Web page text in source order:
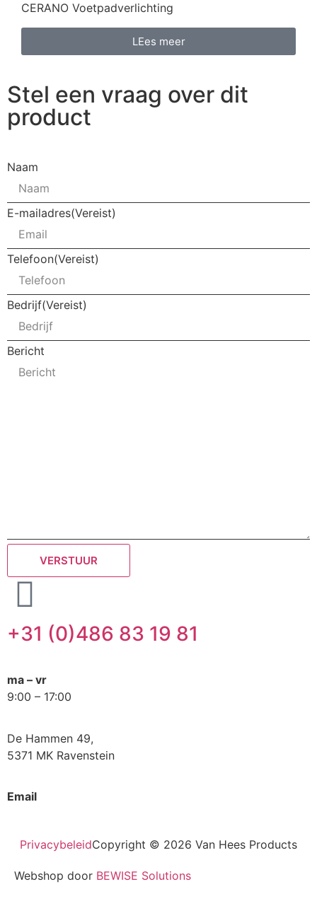
CERANO Voetpadverlichting
LEes meer
Stel een vraag over dit
product
Naam
E-mailadres(Vereist)
Telefoon(Vereist)
Bedrijf(Vereist)
Bericht
+31 (0)486 83 19 81
ma – vr
9:00 – 17:00
De Hammen 49,
5371 MK Ravenstein
Email
Webshop door BEWISE Solutions
PrivacybeleidCopyright © 2026 Van Hees Products